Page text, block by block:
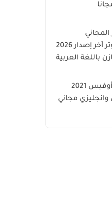
Aronium POS للكمبيوتر آخر إصدار 2026
باللغة العربية
تحميل مايكروسوفت أوفيس 2021
مجاني